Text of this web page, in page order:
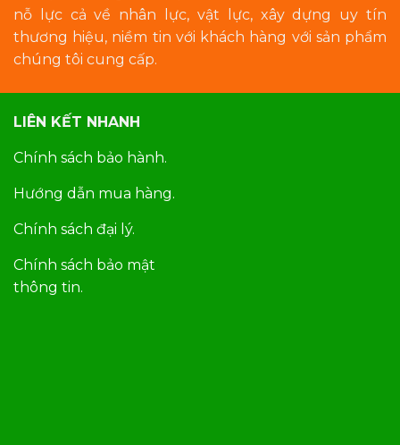
nỗ lực cả về nhân lực, vật lực, xây dựng uy tín
thương hiệu, niềm tin với khách hàng với sản phẩm
chúng tôi cung cấp.
LIÊN KẾT NHANH
Chính sách bảo hành.
Hướng dẫn mua hàng.
Chính sách đại lý.
Chính sách bảo mật
thông tin.